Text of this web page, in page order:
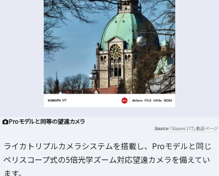
Proモデルと同等の望遠カメラ
「Xiaomi 17T」製品ページ
ライカトリプルカメラシステムを搭載し、Proモデルと同じ
ペリスコープ式の5倍光学ズーム対応望遠カメラを備えてい
ます。